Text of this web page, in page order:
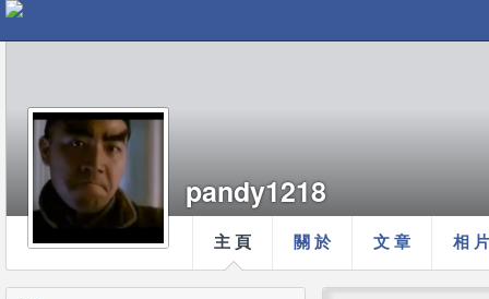
主 頁 關 於 文 章 相 片
pandy1218